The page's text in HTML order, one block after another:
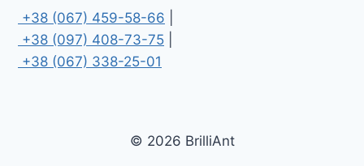
+38 (067) 459-58-66
+38 (097) 408-73-75
+38 (067) 338-25-01
© 2026 BrilliAnt